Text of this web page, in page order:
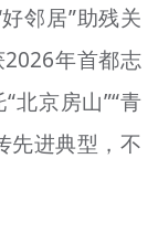
邻居”助残关
年首都志
北京房山”“青
先进典型，不